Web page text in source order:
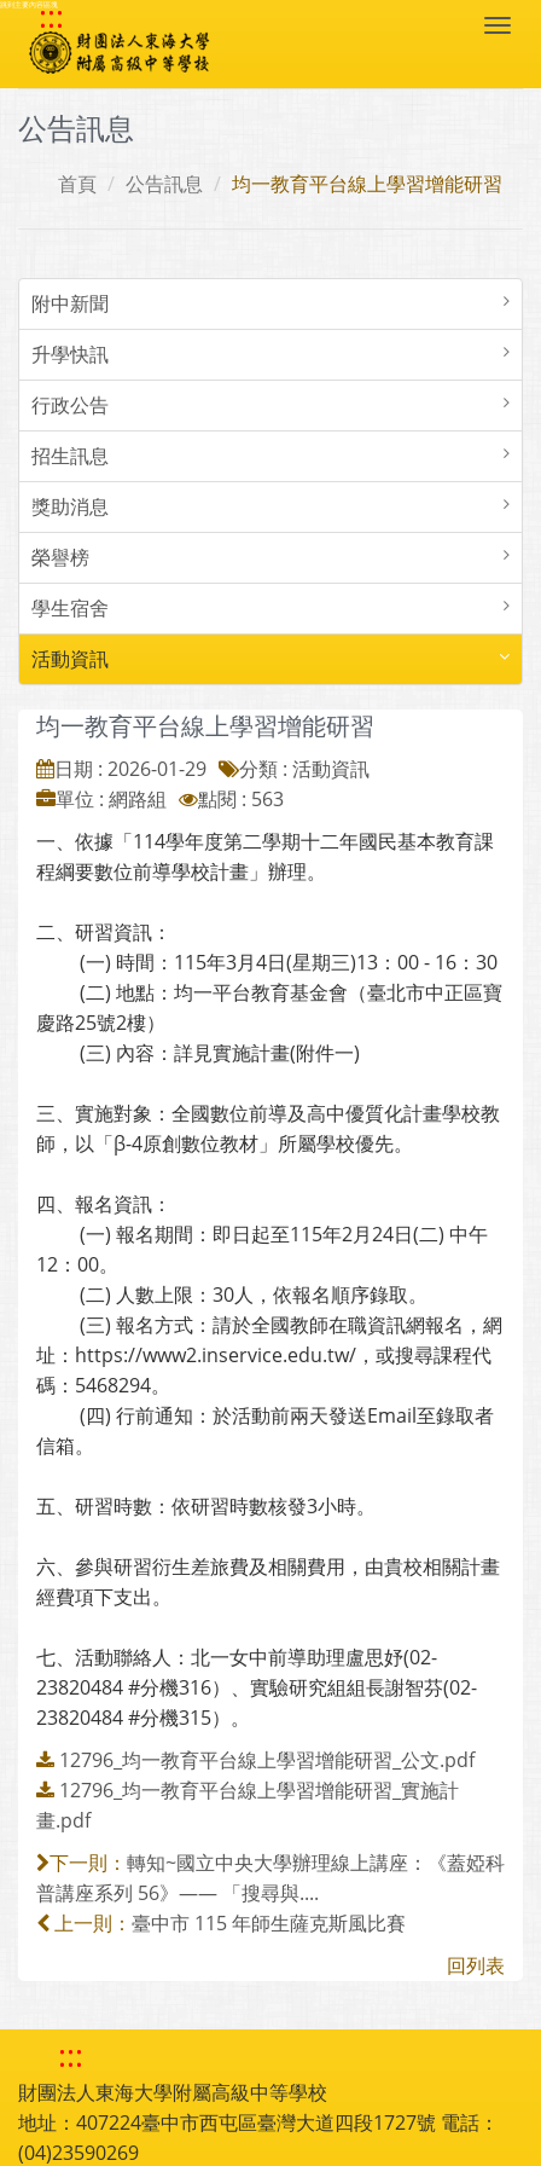
跳到主要內容區塊
:::
公告訊息
首頁 公告訊息 均一教育平台線上學習增能研習
附中新聞
升學快訊
行政公告
招生訊息
獎助消息
榮譽榜
學生宿舍
活動資訊
均一教育平台線上學習增能研習
日期 : 2026-01-29
分類 : 活動資訊
單位 : 網路組
點閱 : 563
一、依據「114學年度第二學期十二年國民基本教育課
程綱要數位前導學校計畫」辦理。
二、研習資訊：
(一) 時間：115年3月4日(星期三)13：00 - 16：30
(二) 地點：均一平台教育基金會（臺北市中正區寶
慶路25號2樓）
(三) 內容：詳見實施計畫(附件一)
三、實施對象：全國數位前導及高中優質化計畫學校教
師，以「β-4原創數位教材」所屬學校優先。
四、報名資訊：
(一) 報名期間：即日起至115年2月24日(二) 中午
12：00。
(二) 人數上限：30人，依報名順序錄取。
(三) 報名方式：請於全國教師在職資訊網報名，網
址：https://www2.inservice.edu.tw/，或搜尋課程代
碼：5468294。
(四) 行前通知：於活動前兩天發送Email至錄取者
信箱。
五、研習時數：依研習時數核發3小時。
六、參與研習衍生差旅費及相關費用，由貴校相關計畫
經費項下支出。
七、活動聯絡人：北一女中前導助理盧思妤(02-
23820484 #分機316）、實驗研究組組長謝智芬(02-
23820484 #分機315）。
12796_均一教育平台線上學習增能研習_公文.pdf
12796_均一教育平台線上學習增能研習_實施計
畫.pdf
下一則： 轉知~國立中央大學辦理線上講座：《蓋婭科
普講座系列 56》—— 「搜尋與....
上一則： 臺中市 115 年師生薩克斯風比賽
回列表
:::
財團法人東海大學附屬高級中等學校
地址：407224臺中市西屯區臺灣大道四段1727號 電話：
(04)23590269